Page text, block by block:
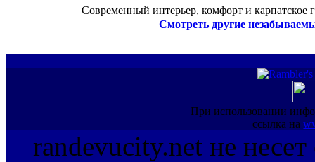
Современный интерьер, комфорт и карпатское
Смотреть другие
При использовании
ссылка на
randevucity.net не несет